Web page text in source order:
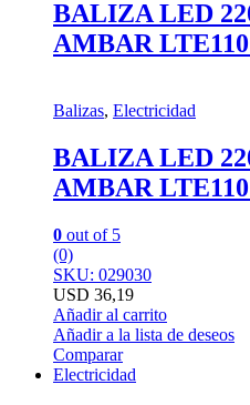
BALIZA LED
AMBAR
Balizas, Electricidad
BALIZA LED
AMBAR
0 out of 5
(0)
SKU: 029030
USD 36,19
Añadir al carrito
Añadir a la lista de deseos
Comparar
Electricidad